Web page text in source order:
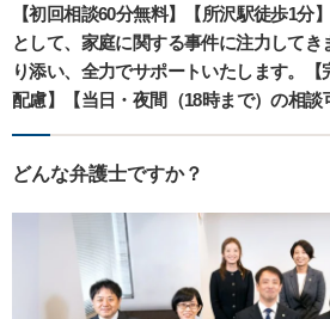
【初回相談60分無料】【所沢駅徒歩1分
として、家庭に関する事件に注力して
り添い、全力でサポートいたします。
配慮】【当日・夜間（18時まで）の相談
どんな弁護士ですか？